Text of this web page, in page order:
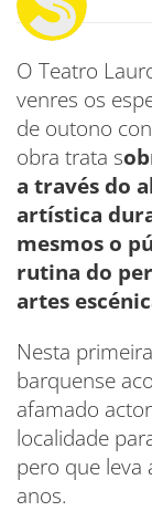
O Teatro
venres os
de outono
obra trata s
a través do
artística
mesmos o
rutina do
artes
Nesta
barquense
afamado
localidade
pero que leva
anos.